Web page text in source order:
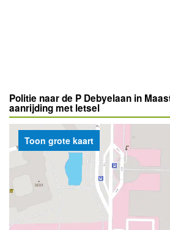
Politie naar de P Debyelaan in
aanrijding met letsel
Toon grote kaart